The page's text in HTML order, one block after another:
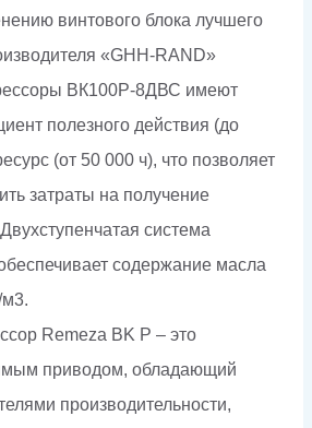
винтового блока лучшего
«GHH-RAND»
ВК100Р-8ДВС имеют
полезного действия (до
(от 50 000 ч), что позволяет
затраты на получение
система
содержание масла
м3.
Remeza BK P – это
приводом, обладающий
производительности,